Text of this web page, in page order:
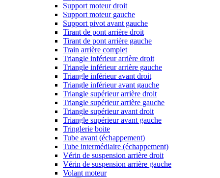
Support moteur droit
Support moteur gauche
Support pivot avant gauche
Tirant de pont arrière droit
Tirant de pont arrière gauche
Train arrière complet
Triangle inférieur arrière droit
Triangle inférieur arrière gauche
Triangle inférieur avant droit
Triangle inférieur avant gauche
Triangle supérieur arrière droit
Triangle supérieur arrière gauche
Triangle supérieur avant droit
Triangle supérieur avant gauche
Tringlerie boite
Tube avant (échappement)
Tube intermédiaire (échappement)
Vérin de suspension arrière droit
Vérin de suspension arrière gauche
Volant moteur